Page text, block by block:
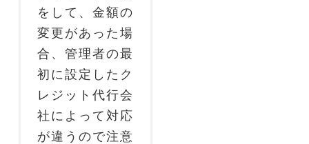
をして、金額の
変更があった場
合、管理者の最
初に設定したク
レジット代行会
社によって対応
が違うので注意